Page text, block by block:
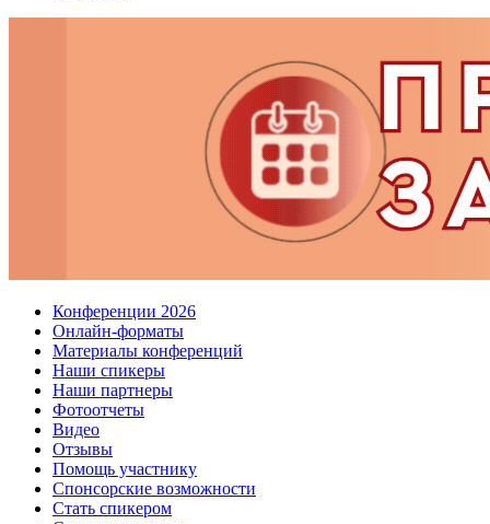
Конференции 2026
Онлайн-форматы
Материалы конференций
Наши спикеры
Наши партнеры
Фотоотчеты
Видео
Отзывы
Помощь участнику
Спонсорские возможности
Стать спикером